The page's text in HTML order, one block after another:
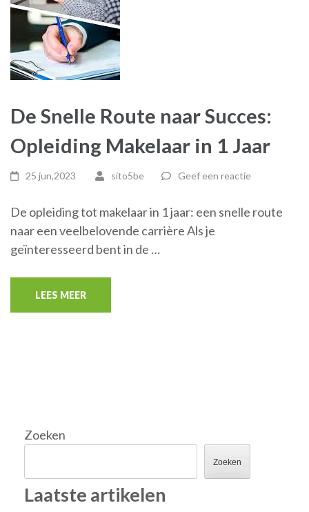
De Snelle Route naar Succes:
Opleiding Makelaar in 1 Jaar
25 jun,2023 sito5be Geef een reactie
De opleiding tot makelaar in 1 jaar: een snelle route
naar een veelbelovende carrière Als je
geïnteresseerd bent in de …
LEES MEER
Zoeken
Zoeken
Laatste artikelen